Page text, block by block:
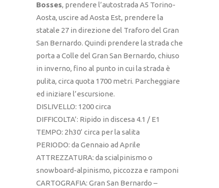
Bosses, prendere l’autostrada A5 Torino-
Aosta, uscire ad Aosta Est, prendere la
statale 27 in direzione del Traforo del Gran
San Bernardo. Quindi prendere la strada che
porta a Colle del Gran San Bernardo, chiuso
in inverno, fino al punto in cui la strada è
pulita, circa quota 1700 metri. Parcheggiare
ed iniziare l’escursione.
DISLIVELLO: 1200 circa
DIFFICOLTA’: Ripido in discesa 4.1 / E1
TEMPO: 2h30’ circa per la salita
PERIODO: da Gennaio ad Aprile
ATTREZZATURA: da scialpinismo o
snowboard-alpinismo, piccozza e ramponi
CARTOGRAFIA: Gran San Bernardo –